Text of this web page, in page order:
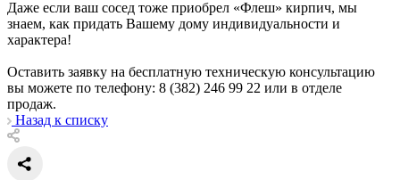
Даже если ваш сосед тоже приобрел «Флеш» кирпич, мы
знаем, как придать Вашему дому индивидуальности и
характера!
Оставить заявку на бесплатную техническую консультацию
вы можете по телефону: 8 (382) 246 99 22 или в отделе
продаж.
Назад к списку